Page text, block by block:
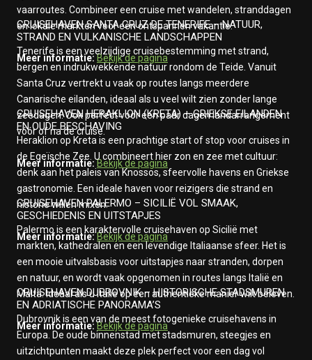
vaarroutes. Combineer een cruise met wandelen, stranddagen
en lokale markten voor een ontspannen vakantie.
Meer informatie: Bekijk de pagina
CRUISEHAVEN SANTA CRUZ DE TENERIFE – NATUUR,
STRAND EN VULKANISCHE LANDSCHAPPEN
Tenerife is een veelzijdige cruisebestemming met strand,
bergen en indrukwekkende natuur rondom de Teide. Vanuit
Santa Cruz vertrekt u vaak op routes langs meerdere
Canarische eilanden, ideaal als u veel wilt zien zonder lange
zeedagen. Ook perfect voor een paar dagen landarrangement
vóór of na de cruise.
Meer informatie: Bekijk de pagina
CRUISEHAVEN HERAKLION (KRETA) – GRIEKSE EILANDEN
EN OUDE BESCHAVING
Heraklion op Kreta is een prachtige start of stop voor cruises in
de Egeïsche Zee. U combineert hier zon en zee met cultuur:
denk aan het paleis van Knossos, sfeervolle havens en Griekse
gastronomie. Een ideale haven voor reizigers die strand en
historie willen mixen.
Meer informatie:Bekijk de pagina
CRUISEHAVEN PALERMO – SICILIË VOL SMAAK,
GESCHIEDENIS EN UITSTAPJES
Palermo is een karaktervolle cruisehaven op Sicilië met
markten, kathedralen en een levendige Italiaanse sfeer. Het is
een mooie uitvalsbasis voor uitstapjes naar stranden, dorpen
en natuur, en wordt vaak opgenomen in routes langs Italië en
Malta. Ideaal als u Italië op een authentieke manier wilt beleven.
Meer informatie: Bekijk de pagina
CRUISEHAVEN DUBROVNIK – HISTORISCHE STADSMUREN
EN ADRIATISCHE PANORAMA’S
Dubrovnik is een van de meest fotogenieke cruisehavens in
Europa. De oude binnenstad met stadsmuren, steegjes en
uitzichtpunten maakt deze plek perfect voor een dag vol